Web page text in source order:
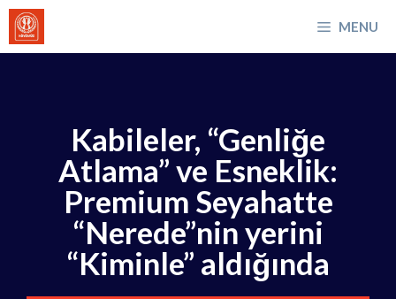
İçeriğe
atla
MENU
Kabileler, “Genliğe
Atlama” ve Esneklik:
Premium Seyahatte
“Nerede”nin yerini
“Kiminle” aldığında